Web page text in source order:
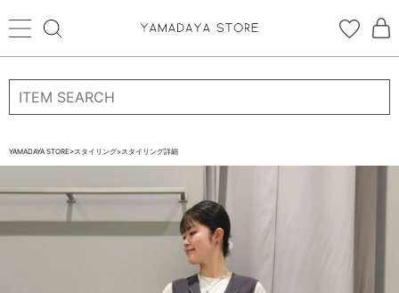
ログイン 新規会員登録
CATEGORYから探す
STORE BRAND・LABELから探す
YAMADAYA STORE>スタイリング>スタイリング詳細
ログイン